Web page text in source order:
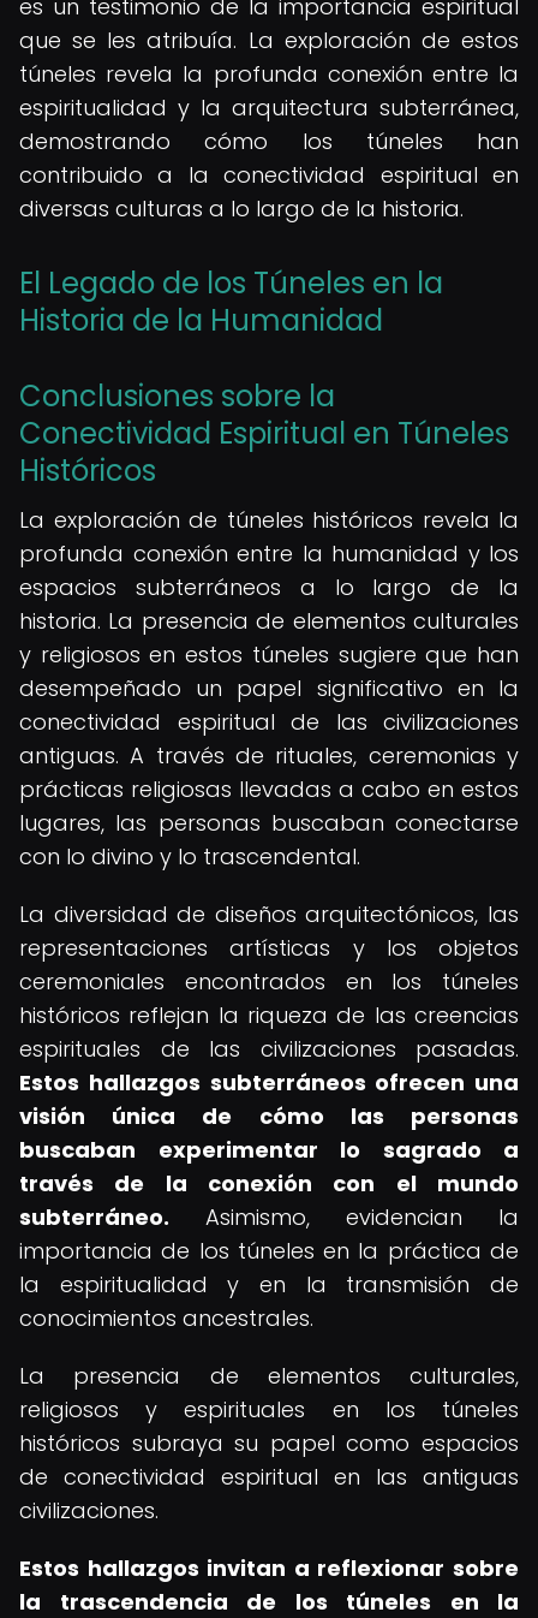
es un testimonio de la importancia espiritual
que se les atribuía. La exploración de estos
túneles revela la profunda conexión entre la
espiritualidad y la arquitectura subterránea,
demostrando cómo los túneles han
contribuido a la conectividad espiritual en
diversas culturas a lo largo de la historia.
El Legado de los Túneles en la
Historia de la Humanidad
Conclusiones sobre la
Conectividad Espiritual en Túneles
Históricos
La exploración de túneles históricos revela la
profunda conexión entre la humanidad y los
espacios subterráneos a lo largo de la
historia. La presencia de elementos culturales
y religiosos en estos túneles sugiere que han
desempeñado un papel significativo en la
conectividad espiritual de las civilizaciones
antiguas. A través de rituales, ceremonias y
prácticas religiosas llevadas a cabo en estos
lugares, las personas buscaban conectarse
con lo divino y lo trascendental.
La diversidad de diseños arquitectónicos, las
representaciones artísticas y los objetos
ceremoniales encontrados en los túneles
históricos reflejan la riqueza de las creencias
espirituales de las civilizaciones pasadas.
Estos hallazgos subterráneos ofrecen una
visión única de cómo las personas
buscaban experimentar lo sagrado a
través de la conexión con el mundo
subterráneo. Asimismo, evidencian la
importancia de los túneles en la práctica de
la espiritualidad y en la transmisión de
conocimientos ancestrales.
La presencia de elementos culturales,
religiosos y espirituales en los túneles
históricos subraya su papel como espacios
de conectividad espiritual en las antiguas
civilizaciones.
Estos hallazgos invitan a reflexionar sobre
la trascendencia de los túneles en la